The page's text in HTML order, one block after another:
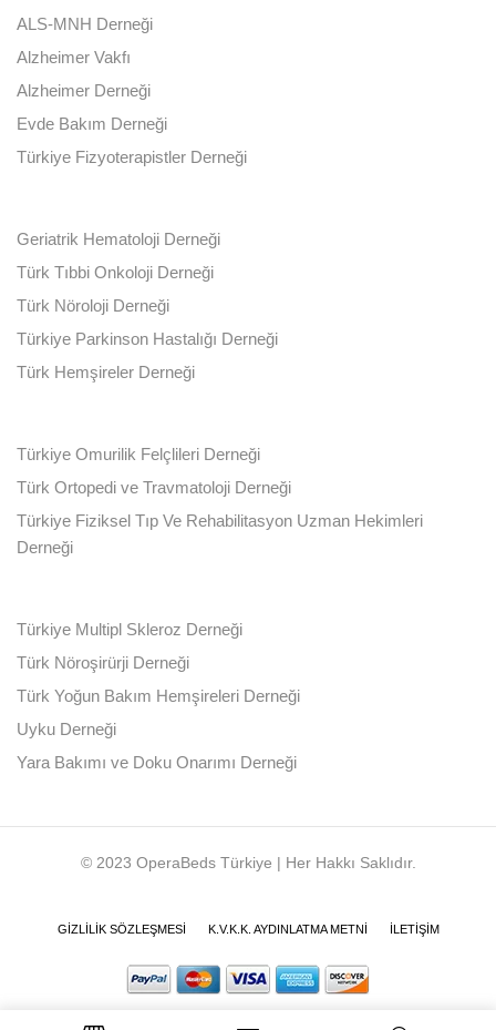
ALS-MNH Derneği
Alzheimer Vakfı
Alzheimer Derneği
Evde Bakım Derneği
Türkiye Fizyoterapistler Derneği
Geriatrik Hematoloji Derneği
Türk Tıbbi Onkoloji Derneği
Türk Nöroloji Derneği
Türkiye Parkinson Hastalığı Derneği
Türk Hemşireler Derneği
Türkiye Omurilik Felçlileri Derneği
Türk Ortopedi ve Travmatoloji Derneği
Türkiye Fiziksel Tıp Ve Rehabilitasyon Uzman Hekimleri
Derneği
Türkiye Multipl Skleroz Derneği
Türk Nöroşirürji Derneği
Türk Yoğun Bakım Hemşireleri Derneği
Uyku Derneği
Yara Bakımı ve Doku Onarımı Derneği
© 2023 OperaBeds Türkiye | Her Hakkı Saklıdır.
GIZLILIK SÖZLEŞMESI K.V.K.K. AYDINLATMA METNI İLETIŞIM